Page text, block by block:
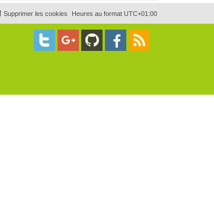
Heures au format UTC+01:00
Supprimer les cookies